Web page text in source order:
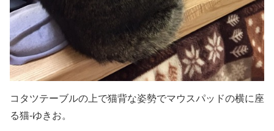
コタツテーブルの上で猫背な姿勢でマウスパッドの横に座
る猫-ゆきお。